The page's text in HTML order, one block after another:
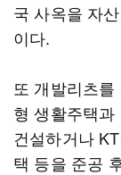
국 사옥을 자
이다.
또 개발리츠
형 생활주택
건설하거나
택 등을 준공